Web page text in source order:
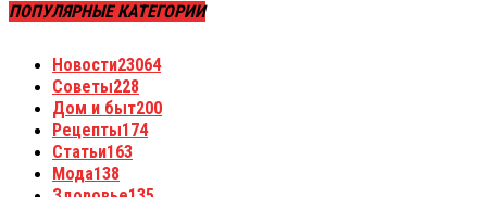
ПОПУЛЯРНЫЕ КАТЕГОРИИ
Новости23064
Советы228
Дом и быт200
Рецепты174
Статьи163
Мода138